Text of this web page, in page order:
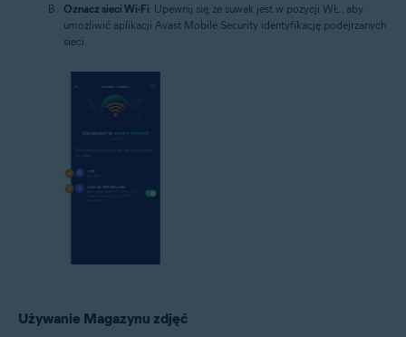
Oznacz sieci Wi-Fi: Upewnij się, że suwak jest w pozycji WŁ., aby
umożliwić aplikacji Avast Mobile Security identyfikację podejrzanych
sieci.
Używanie Magazynu zdjęć